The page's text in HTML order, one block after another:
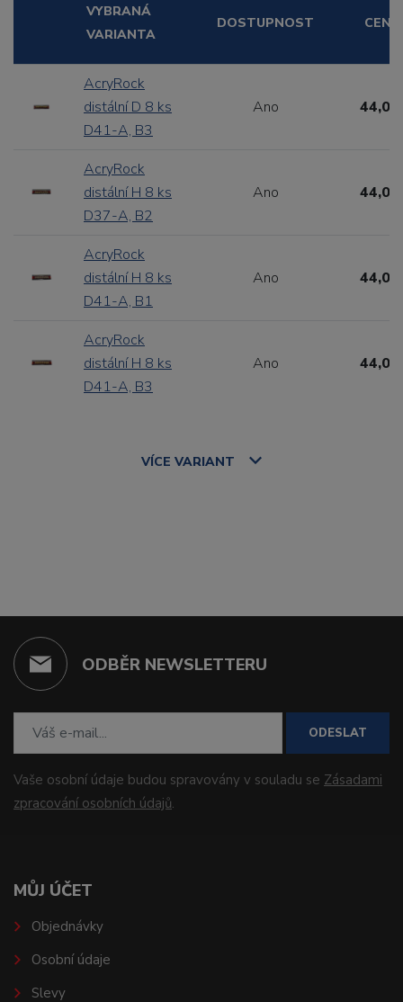
VYBRANÁ
VARIANTA
DOSTUPNOST CENA
AcryRock
distální D 8 ks
D41-A, B3
Ano 44,00
AcryRock
distální H 8 ks
D37-A, B2
Ano 44,00
AcryRock
distální H 8 ks
D41-A, B1
Ano 44,00
AcryRock
distální H 8 ks
D41-A, B3
Ano 44,00
VÍCE VARIANT
ODBĚR NEWSLETTERU
ODESLAT
Vaše osobní údaje budou spravovány v souladu se Zásadami
zpracování osobních údajů.
MŮJ ÚČET
Objednávky
Osobní údaje
Slevy